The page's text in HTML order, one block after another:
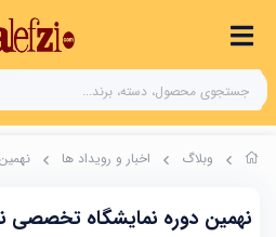
وبلاگ اخبار و رویداد ها
نهمین دوره نمایشگاه تخصصی